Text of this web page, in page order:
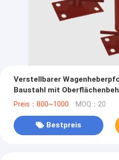
Verstellbarer
Baustahl mit
Preis：800~1000 MOQ：20
Bestpreis